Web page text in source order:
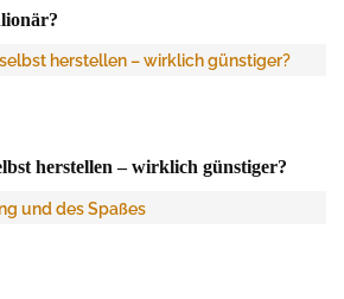
herstellen – wirklich günstiger?